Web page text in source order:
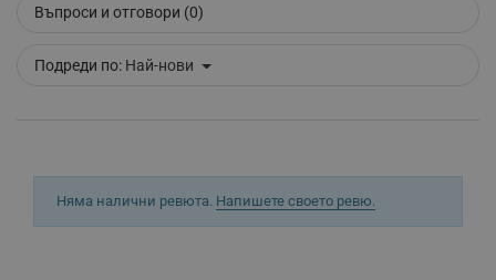
Въпроси и отговори (0)
Подреди по: Най-нови
Няма налични ревюта. Напишете своето ревю.
rlv_h_fbp
rlv_
.alleop.bg